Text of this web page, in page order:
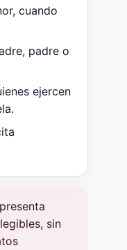
cuando
padre o
ejercen
presenta
sin